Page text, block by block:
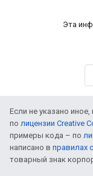
Эта
Если не указано
по лицензии Creative
примеры кода – по
написано в правилах
товарный знак